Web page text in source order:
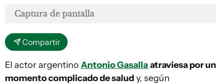
Captura de pantalla
Compartir
El actor argentino Antonio Gasallaatraviesa por un
momento complicado de saludy, según